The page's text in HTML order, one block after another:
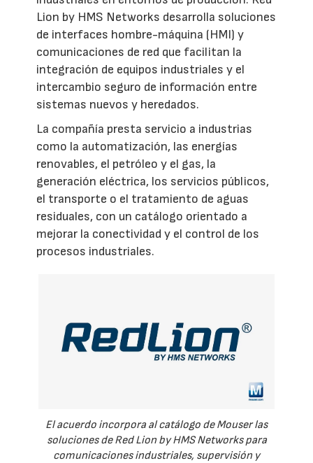
Lion by HMS Networks desarrolla soluciones
de interfaces hombre-máquina (HMI) y
comunicaciones de red que facilitan la
integración de equipos industriales y el
intercambio seguro de información entre
sistemas nuevos y heredados.
La compañía presta servicio a industrias
como la automatización, las energías
renovables, el petróleo y el gas, la
generación eléctrica, los servicios públicos,
el transporte o el tratamiento de aguas
residuales, con un catálogo orientado a
mejorar la conectividad y el control de los
procesos industriales.
El acuerdo incorpora al catálogo de Mouser las
soluciones de Red Lion by HMS Networks para
comunicaciones industriales, supervisión y